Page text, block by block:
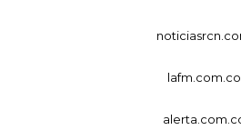
lafm.com.co